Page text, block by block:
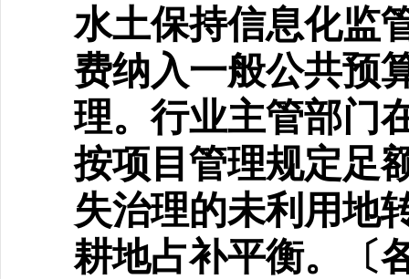
水土保持信息化监
费纳入一般公共预
理。行业主管部门
按项目管理规定足
失治理的未利用地
耕地占补平衡。〔